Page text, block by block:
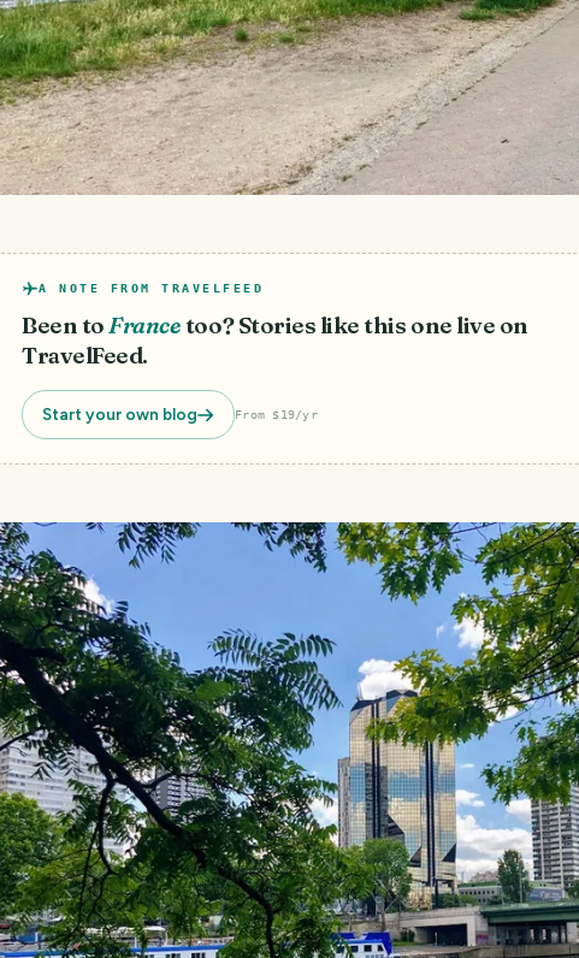
A NOTE FROM TRAVELFEED
Been toFrancetoo? Stories like this one live on
TravelFeed.
Start your own blog From $19/yr